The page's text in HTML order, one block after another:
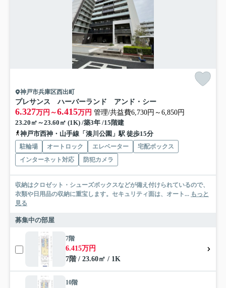
神戸市兵庫区西出町
プレサンス ハーバーランド アンド・シー
6.327万円～6.415万円 管理/共益費6,730円～6,850円
23.20㎡～23.60㎡ (1K) /築3年 /15階建
神戸市西神・山手線「湊川公園」駅 徒歩15分
駐輪場 オートロック エレベーター
宅配ボックス
インターネット対応
防犯カメラ
収納はクロゼット・シューズボックスなどが備え付けられているので、
衣類や日用品の収納に重宝します。セキュリティ面は、オート... もっと
見る
募集中の部屋
7階
6.415万円
7階 / 23.60㎡ / 1K
10階